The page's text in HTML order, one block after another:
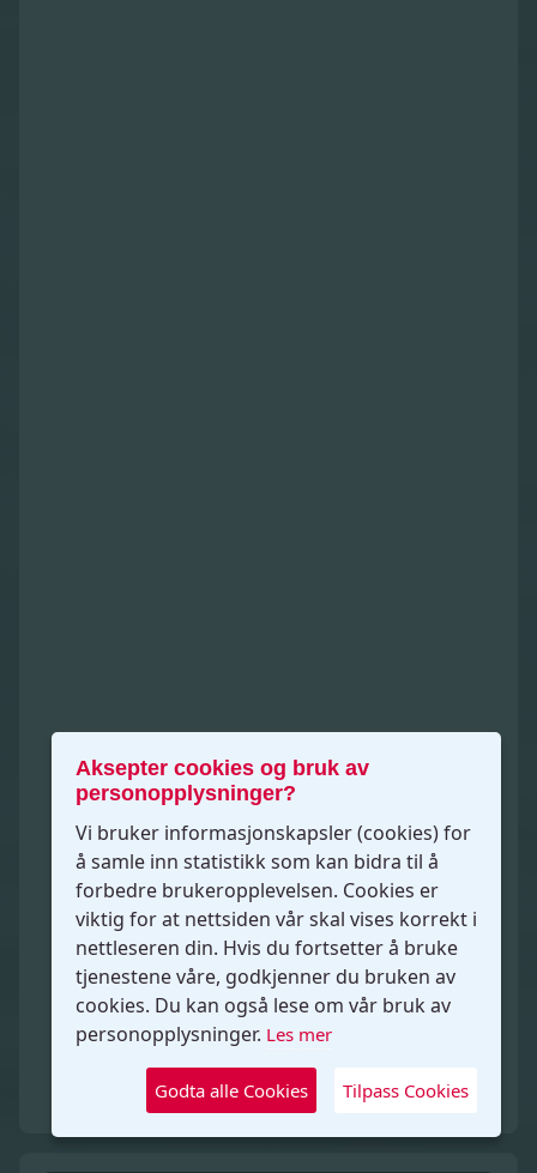
Aksepter cookies og bruk av
personopplysninger?
Vi bruker informasjonskapsler (cookies) for
å samle inn statistikk som kan bidra til å
forbedre brukeropplevelsen. Cookies er
viktig for at nettsiden vår skal vises korrekt i
nettleseren din. Hvis du fortsetter å bruke
tjenestene våre, godkjenner du bruken av
cookies. Du kan også lese om vår bruk av
personopplysninger. Les mer
Godta alle Cookies Tilpass Cookies